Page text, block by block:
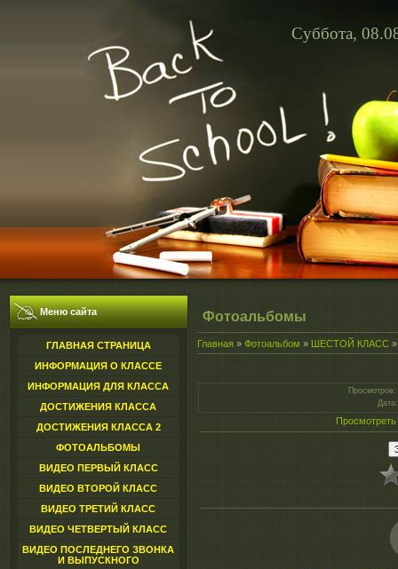
Суббота,
Меню сайта
ГЛАВНАЯ СТРАНИЦА
ИНФОРМАЦИЯ О КЛАССЕ
ИНФОРМАЦИЯ ДЛЯ КЛАССА
ДОСТИЖЕНИЯ КЛАССА
ДОСТИЖЕНИЯ КЛАССА 2
ФОТОАЛЬБОМЫ
ВИДЕО ПЕРВЫЙ КЛАСС
ВИДЕО ВТОРОЙ КЛАСС
ВИДЕО ТРЕТИЙ КЛАСС
ВИДЕО ЧЕТВЕРТЫЙ КЛАСС
ВИДЕО ПОСЛЕДНЕГО ЗВОНКА
И ВЫПУСКНОГО
Фотоальбомы
Главная » Фотоальбом » ШЕСТОЙ КЛАСС
Просмотров:
Дата